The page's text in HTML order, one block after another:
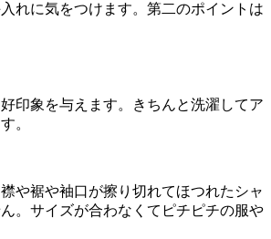
れに気をつけます。第二のポイントは
印象を与えます。きちんと洗濯してア
。
や裾や袖口が擦り切れてほつれたシャ
。サイズが合わなくてピチピチの服や